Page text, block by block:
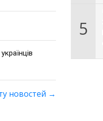
новостей →
5